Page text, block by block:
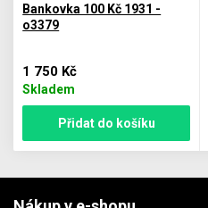
Bankovka 100 Kč 1931 -
o3379
1 750 Kč
Skladem
Přidat do košíku